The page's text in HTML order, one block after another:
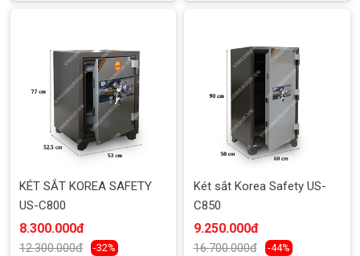
KÉT SẮT KOREA SAFETY
US-C800
8.300.000đ
12.300.000đ -32%
Két sắt Korea Safety US-
C850
9.250.000đ
16.700.000đ -44%